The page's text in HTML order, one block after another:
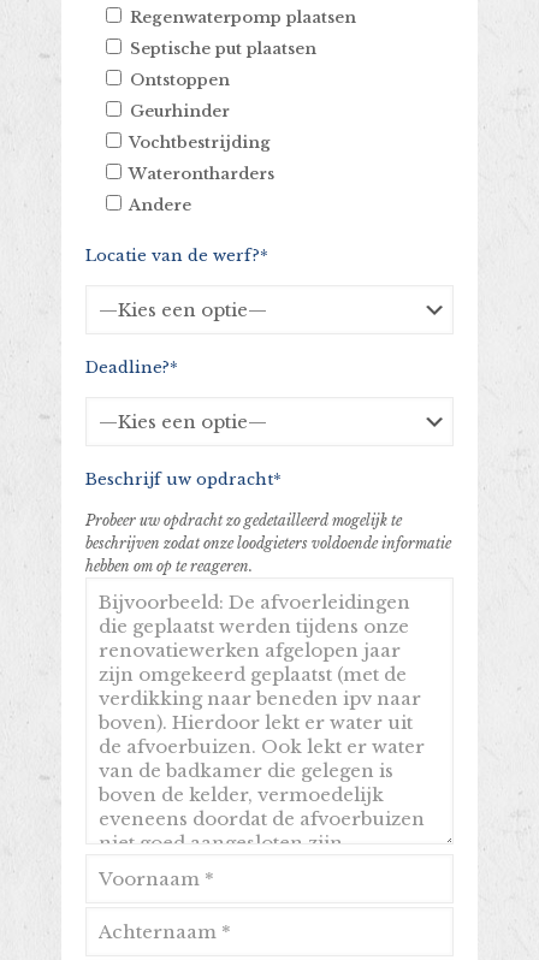
Regenwaterpomp plaatsen
Septische put plaatsen
Ontstoppen
Geurhinder
Vochtbestrijding
Waterontharders
Andere
Locatie van de werf?*
Deadline?*
Beschrijf uw opdracht*
Probeer uw opdracht zo gedetailleerd mogelijk te
beschrijven zodat onze loodgieters voldoende informatie
hebben om op te reageren.